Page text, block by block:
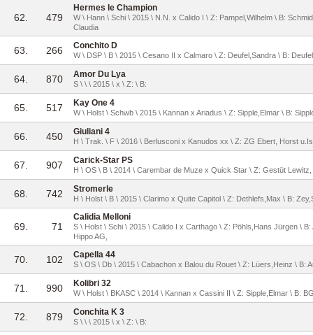
62. 479
Hermes le Champion
W \ Hann \ Schi \ 2015 \ N.N. x Calido I \ Z: Pampel,Wilhelm \ B:
Claudia
63. 266 Conchito D
W \ DSP \ B \ 2015 \ Cesano II x Calmaro \ Z: Deufel,Sandra \ B:
64. 870 Amor Du Lya
S \ \ \ 2015 \ x \ Z: \ B:
65. 517 Kay One 4
W \ Holst \ Schwb \ 2015 \ Kannan x Ariadus \ Z: Sipple,Elmar \ B:
66. 450 Giuliani 4
H \ Trak. \ F \ 2016 \ Berlusconi x Kanudos xx \ Z: ZG Ebert, Horst
67. 907 Carick-Star PS
H \ OS \ B \ 2014 \ Carembar de Muze x Quick Star \ Z: Gestüt
68. 742 Stromerle
H \ Holst \ B \ 2015 \ Clarimo x Quite Capitol \ Z: Dethlefs,Max \ B:
69. 71
Calidia Melloni
S \ Holst \ Schi \ 2015 \ Calido I x Carthago \ Z: Pöhls,Hans Jürgen \
Hippo AG,
70. 102 Capella 44
S \ OS \ Db \ 2015 \ Cabachon x Balou du Rouet \ Z: Lüers,Heinz \ B:
71. 990 Kolibri 32
W \ Holst \ BKASC \ 2014 \ Kannan x Cassini II \ Z: Sipple,Elmar \ B:
72. 879 Conchita K 3
S \ \ \ 2015 \ x \ Z: \ B: